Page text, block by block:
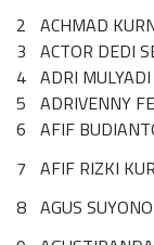
2 ACHMAD
3 ACTOR DEDI
4 ADRI
5 ADRIVENNY
6 AFIF
7 AFIF RIZKI
8 AGUS